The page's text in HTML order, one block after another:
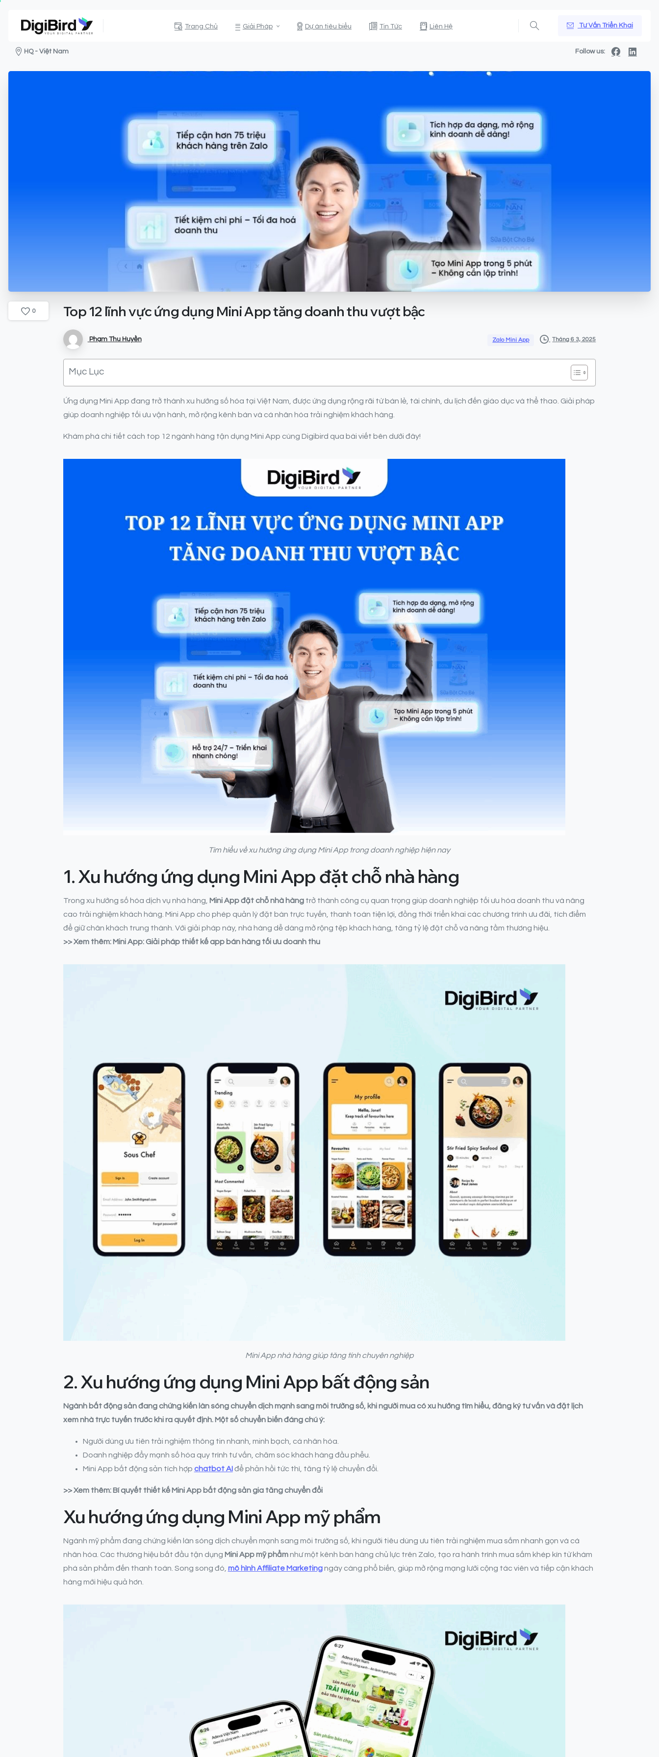
Trang Chủ Giải Pháp Dự án tiêu biểu Tin Tức Liên Hệ Tư Vấn Triển Khai
HQ - Việt Nam Follow us:
0 Top 12 lĩnhvựcứng dụng MiniApptăng doanhthuvượt bậc
Phạm Thu Huyền Zalo Mini App Tháng 6 3, 2025
Mục Lục
Ứng dụng Mini App đang trở thành xu hướng số hóa tại Việt Nam, được ứng dụng rộng rãi từ bán lẻ, tài chính, du lịch đến giáo dục và thể thao. Giải pháp
giúp doanh nghiệp tối ưu vận hành, mở rộng kênh bán và cá nhân hóa trải nghiệm khách hàng.
Khám phá chi tiết cách top 12 ngành hàng tận dụng Mini App cùng Digibird qua bài viết bên dưới đây!
Tìm hiểu về xu hướng ứng dụng Mini App trong doanh nghiệp hiện nay
1.Xu hướng ứng dụng Mini App đặt chỗ nhà hàng
Trong xu hướng số hóa dịch vụ nhà hàng, Mini App đặt chỗ nhà hàngtrở thành công cụ quan trọng giúp doanh nghiệp tối ưu hóa doanh thu và nâng
cao trải nghiệm khách hàng. Mini App cho phép quản lý đặt bàn trực tuyến, thanh toán tiện lợi, đồng thời triển khai các chương trình ưu đãi, tích điểm
để giữ chân khách trung thành. Với giải pháp này, nhà hàng dễ dàng mở rộng tệp khách hàng, tăng tỷ lệ đặt chỗ và nâng tầm thương hiệu.
>> Xem thêm: Mini App: Giải pháp thiết kế app bán hàng tối ưu doanh thu
Mini App nhà hàng giúp tăng tính chuyên nghiệp
2.Xu hướng ứng dụng Mini App bất động sản
Ngành bất động sản đang chứng kiến làn sóng chuyển dịch mạnh sang môi trường số, khi người mua có xu hướng tìm hiểu, đăng ký tư vấn và đặt lịch
xem nhà trực tuyến trước khi ra quyết định. Một số chuyển biến đáng chú ý:
Người dùng ưu tiên trải nghiệm thông tin nhanh, minh bạch, cá nhân hóa.
Doanh nghiệp đẩy mạnh số hóa quy trình tư vấn, chăm sóc khách hàng đầu phễu.
Mini App bất động sản tích hợp chatbot AIđể phản hồi tức thì, tăng tỷ lệ chuyển đổi.
>> Xem thêm: Bí quyết thiết kế Mini App bất động sản gia tăng chuyển đổi
Xu hướng ứng dụng Mini App mỹ phẩm
Ngành mỹ phẩm đang chứng kiến làn sóng dịch chuyển mạnh sang môi trường số, khi người tiêu dùng ưu tiên trải nghiệm mua sắm nhanh gọn và cá
nhân hóa. Các thương hiệu bắt đầu tận dụng Mini App mỹ phẩmnhư một kênh bán hàng chủ lực trên Zalo, tạo ra hành trình mua sắm khép kín từ khám
phá sản phẩm đến thanh toán. Song song đó, mô hình Affiliate Marketingngày càng phổ biến, giúp mở rộng mạng lưới cộng tác viên và tiếp cận khách
hàng mới hiệu quả hơn.